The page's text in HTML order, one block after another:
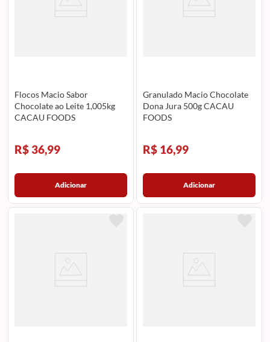
Flocos Macio Sabor
Chocolate ao Leite 1,005kg
CACAU FOODS
R$ 36,99
Adicionar
Granulado Macio Chocolate
Dona Jura 500g CACAU
FOODS
R$ 16,99
Adicionar